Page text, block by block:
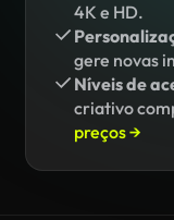
4K e HD.
gere novas
Níveis de
criativo
preços →